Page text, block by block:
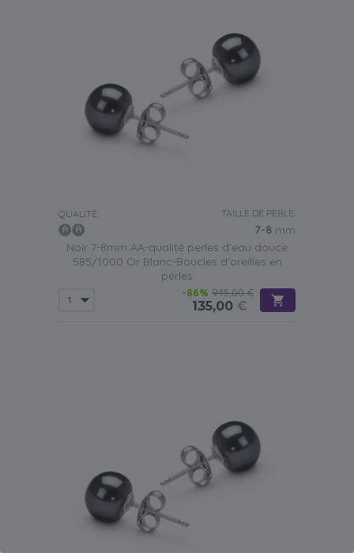
QUALITÉ: TAILLE DE PERLE:
7-8 mm
Noir 7-8mm AA-qualité perles d'eau douce
585/1000 Or Blanc-Boucles d'oreilles en
perles
-86% 945,00 €
135,00 €